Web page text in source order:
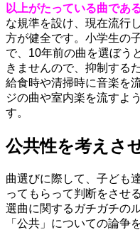
以上がたっている曲であ
な規準を設け、現在流行
方が健全です。小学生の
で、10年前の曲を選ぼう
きませんので、抑制する
給食時や清掃時に音楽を
ジの曲や室内楽を流すよ
す。
公共性を考えさ
曲選びに際して、子ども
ってもらって判断をさせ
選曲に関するガチガチの
「公共」についての論争